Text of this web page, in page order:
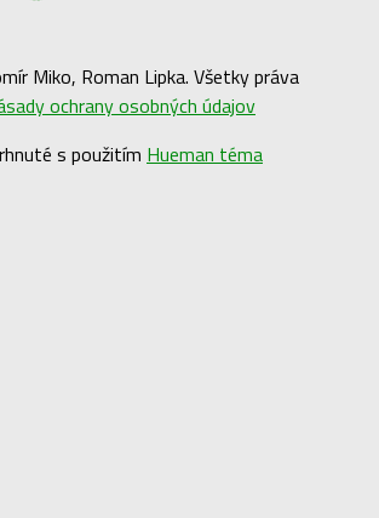
Miko, Roman Lipka. Všetky práva
ochrany osobných údajov
s použitím Hueman téma